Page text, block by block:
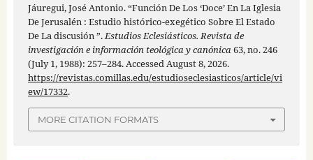
Jáuregui, José Antonio. “Función De Los ‘Doce’ En La Iglesia
De Jerusalén : Estudio histórico-exegético Sobre El Estado
De La discusión ”.Estudios Eclesiásticos. Revista de
investigación e información teológica y canónica63, no. 246
(July 1, 1988): 257–284. Accessed August 8, 2026.
https://revistas.comillas.edu/estudioseclesiasticos/article/vi
ew/17332.
MORE CITATION FORMATS